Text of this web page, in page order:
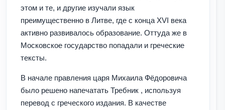
этом и те, и другие изучали язык
преимущественно в Литве, где с конца XVI века
активно развивалось образование. Оттуда же в
Московское государство попадали и греческие
тексты.
В начале правления царя Михаила Фёдоровича
было решено напечатать Требник , используя
перевод с греческого издания. В качестве